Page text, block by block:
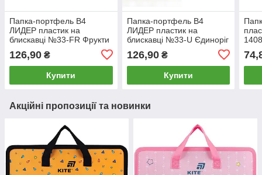
Папка-портфель В4
ЛИДЕР пластик на
блискавці №33-FR Фрукти
126,90 ₴
Купити
Папка-портфель В4
ЛИДЕР пластик на
блискавці №33-U Єдиноріг
126,90₴
Купити
Акційні пропозиції та новинки